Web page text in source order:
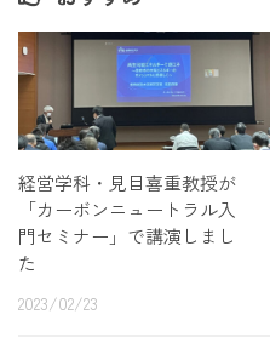
経営学科・見目喜重教授が
「カーボンニュートラル入
門セミナー」で講演しまし
た
2023/02/23